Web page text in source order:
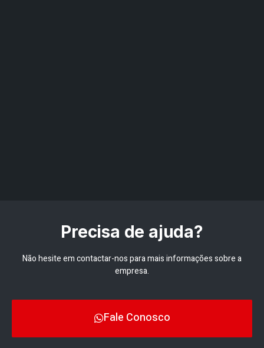
Precisa de ajuda?
Não hesite em contactar-nos para mais informações sobre a
empresa.
Fale Conosco